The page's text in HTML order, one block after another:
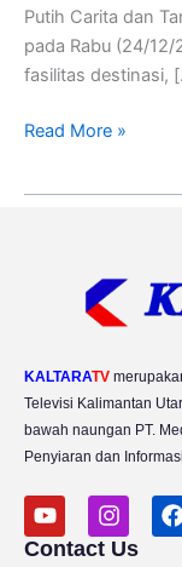
Putih Carita dan
pada Rabu (24/
fasilitas destinasi,
Read More »
KALTARATV
Televisi Kalimantan
bawah naungan PT.
Penyiaran dan
Y
o
u
I
n
s
Contact Us